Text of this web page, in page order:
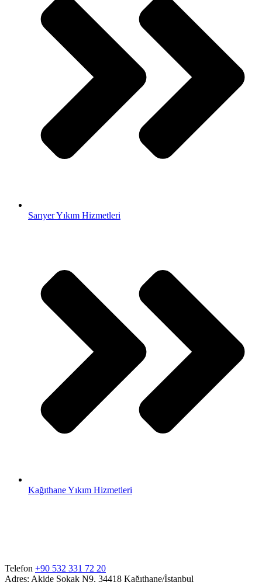
Sarıyer Yıkım Hizmetleri
Kağıthane Yıkım Hizmetleri
Telefon +90 532 331 72 20
Adres: Akide Sokak N9, 34418 Kağıthane/İstanbul